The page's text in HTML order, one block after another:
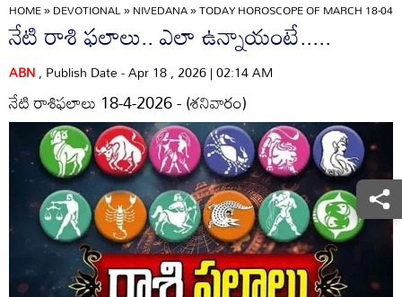
HOME»DEVOTIONAL»NIVEDANA»TODAY HOROSCOPE OF MARCH 18-04-
నేటి రాశి ఫలాలు.. ఎలా ఉన్నాయంటే.....
ABN, Publish Date - Apr 18 , 2026 | 02:14 AM
నేటి రాశిఫలాలు 18-4-2026 - (శనివారం)